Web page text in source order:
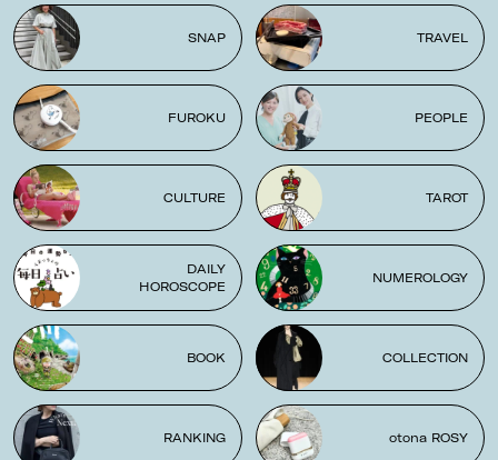
SNAP TRAVEL
FUROKU PEOPLE
CULTURE TAROT
DAILY
HOROSCOPE
NUMEROLOGY
BOOK COLLECTION
RANKING otona ROSY